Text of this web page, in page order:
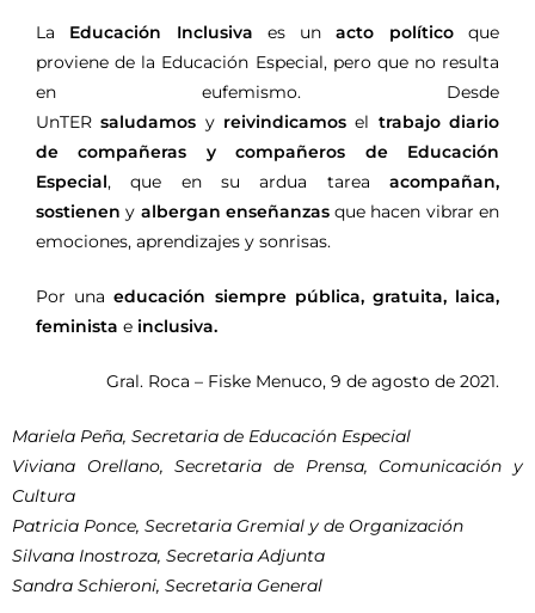
La Educación Inclusiva es unacto políticoque
proviene de la Educación Especial, pero que no resulta
en eufemismo. Desde
UnTERsaludamos yreivindicamosel trabajo diario
de compañeras y compañeros de Educación
Especial, que en su ardua tarea acompañan,
sostieneny albergan enseñanzasque hacen vibrar en
emociones, aprendizajes y sonrisas.
Por unaeducación siempre pública, gratuita, laica,
feminista e inclusiva.
Gral. Roca – Fiske Menuco, 9 de agosto de 2021.
Mariela Peña, Secretaria de Educación Especial
Viviana Orellano, Secretaria de Prensa, Comunicación y
Cultura
Patricia Ponce, Secretaria Gremial y de Organización
Silvana Inostroza, Secretaria Adjunta
Sandra Schieroni, Secretaria General